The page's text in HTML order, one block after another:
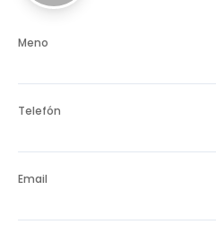
Meno
Telefón
Email